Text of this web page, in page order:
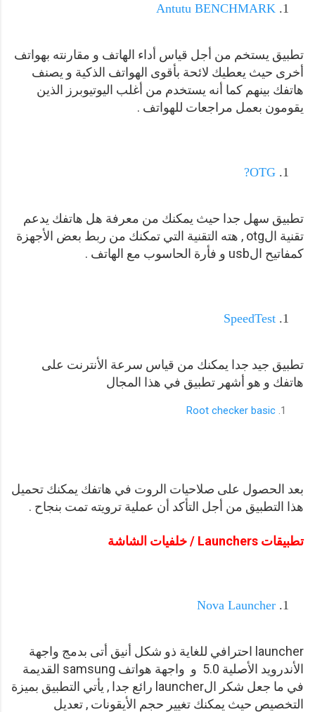
Antutu BENCHMARK
تطبيق يستخم من أجل قياس أداء الهاتف و مقارنته بهواتف
أخرى حيث يعطيك لائحة بأقوى الهواتف الذكية و يصنف
هاتفك بينهم كما أنه يستخدم من أغلب اليوتيوبرز الذين
يقومون بعمل مراجعات للهواتف .
OTG?
تطبيق سهل جدا حيث يمكنك من معرفة هل هاتفك يدعم
تقنية الotg , هته التقنية التي تمكنك من ربط بعض الأجهزة
كمفاتيح الusb و فأرة الحاسوب مع الهاتف .
SpeedTest
تطبيق جيد جدا يمكنك من قياس سرعة الأنترنت على
هاتفك و هو أشهر تطبيق في هذا المجال
Root checker basic
بعد الحصول على صلاحيات الروت في هاتفك يمكنك تحميل
هذا التطبيق من أجل التأكد أن عملية ترويته تمت بنجاح .
تطبيقات Launchers / خلفيات الشاشة
Nova Launcher
launcher احترافي للغاية ذو شكل أنيق أتى بدمج واجهة
الأندرويد الأصلية 5.0 و واجهة هواتف samsung القديمة
في ما جعل شكر الlauncher رائع جدا , يأتي التطبيق بميزة
التخصيص حيث يمكنك تغيير حجم الأيقونات , تعديل